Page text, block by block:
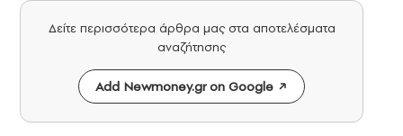
Δείτε περισσότερα άρθρα μας στα αποτελέσματα
αναζήτησης
Add Newmoney.gr on Google